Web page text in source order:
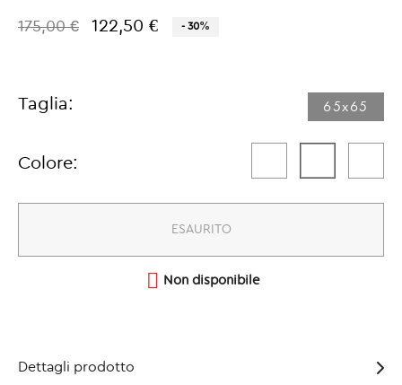
175,00 € 122,50 € - 30%
Taglia: 65x65​
Colore:
ESAURITO
 Non disponibile
Dettagli prodotto